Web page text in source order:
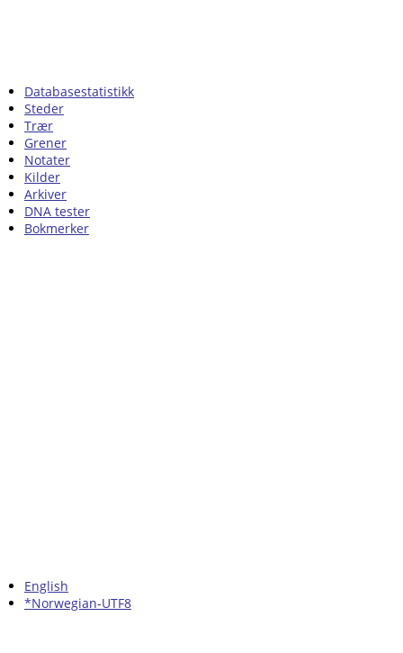
Databasestatistikk
Steder
Trær
Grener
Notater
Kilder
Arkiver
DNA tester
Bokmerker
English
*Norwegian-UTF8